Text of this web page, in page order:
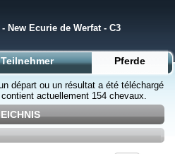
- New Ecurie de Werfat - C3
Teilnehmer Pferde
départ ou un résultat a été téléchargé
actuellement 154 chevaux.